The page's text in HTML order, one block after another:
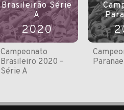
Brasileirão Série
A
2020
Campeonato
Brasileiro 2020 –
Série A